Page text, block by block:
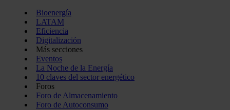
Bioenergía
LATAM
Eficiencia
Digitalización
Más secciones
Eventos
La Noche de la Energía
10 claves del sector energético
Foros
Foro de Almacenamiento
Foro de Autoconsumo